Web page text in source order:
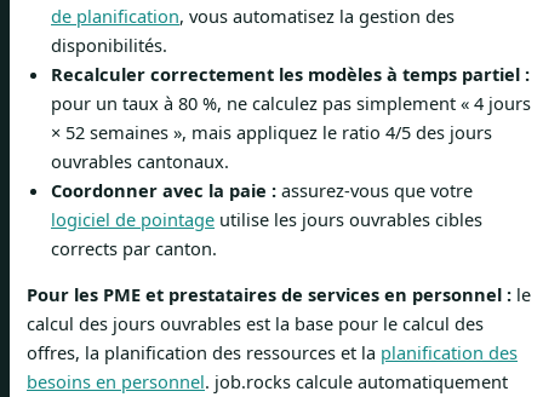
de planification, vous automatisez la gestion des
disponibilités.
Recalculer correctement les modèles à temps partiel :
pour un taux à 80 %, ne calculez pas simplement « 4 jours
× 52 semaines », mais appliquez le ratio 4/5 des jours
ouvrables cantonaux.
Coordonner avec la paie : assurez-vous que votre
logiciel de pointage utilise les jours ouvrables cibles
corrects par canton.
Pour les PME et prestataires de services en personnel : le
calcul des jours ouvrables est la base pour le calcul des
offres, la planification des ressources et la planification des
besoins en personnel. job.rocks calcule automatiquement